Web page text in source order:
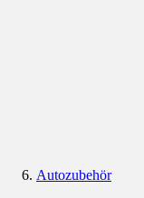
Autozubehör